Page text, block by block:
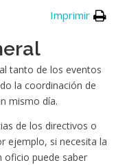
Imprimir
tanto de los eventos
la coordinación de
mismo día.
de los directivos o
ejemplo, si necesita la
oficio puede saber